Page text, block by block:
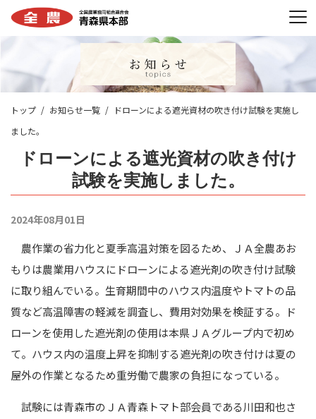
トップ お知らせ一覧
ドローンによる遮光資材の吹き付け試験を実施し
ました。
ドローンによる遮光資材の吹き付け
試験を実施しました。
2024年08月01日
農作業の省力化と夏季高温対策を図るため、ＪＡ全農あお
もりは農業用ハウスにドローンによる遮光剤の吹き付け試験
に取り組んでいる。生育期間中のハウス内温度やトマトの品
質など高温障害の軽減を調査し、費用対効果を検証する。ド
ローンを使用した遮光剤の使用は本県ＪＡグループ内で初め
て。ハウス内の温度上昇を抑制する遮光剤の吹き付けは夏の
屋外の作業となるため重労働で農家の負担になっている。
試験には青森市のＪＡ青森トマト部会員である川田和也さ